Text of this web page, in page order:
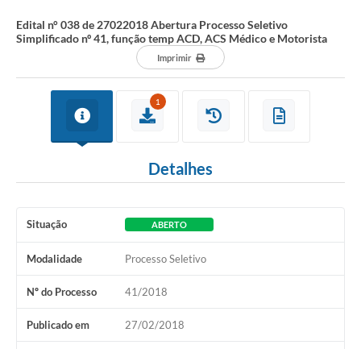
Edital n° 038 de 27022018 Abertura Processo Seletivo
Simplificado nº 41, função temp ACD, ACS Médico e Motorista
Imprimir
1
Detalhes
Situação ABERTO
Modalidade Processo Seletivo
Nº do Processo 41/2018
Publicado em 27/02/2018